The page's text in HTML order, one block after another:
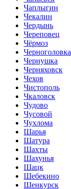
Чаплыгин
Чекалин
Чердынь
Череповец
Чёрмоз
Черноголовка
Чернушка
Черняховск
Чехов
Чистополь
Чкаловск
Чудово
Чусовой
Чухлома
Шарья
Шатура
Шахты
Шахунья
Шацк
Шебекино
Шенкурск